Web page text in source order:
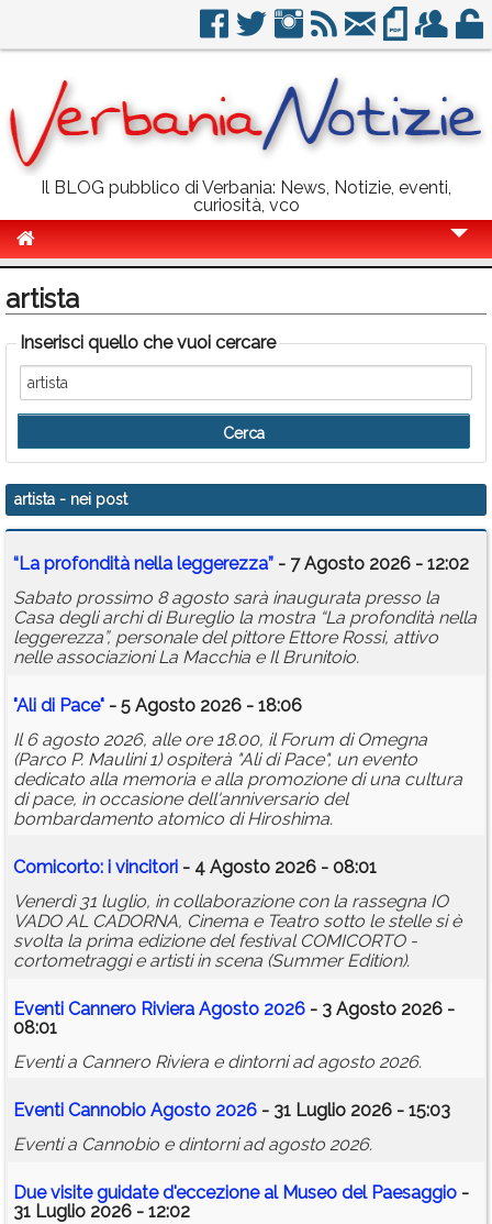
Il BLOG pubblico di Verbania: News, Notizie, eventi,
curiosità, vco
Politica
Sport
Eventi
Info Utili
Rubriche
Calendario
Annunci
artista
Inserisci quello che vuoi cercare
artista - nei post
“La profondità nella leggerezza” - 7 Agosto 2026 - 12:02
Sabato prossimo 8 agosto sarà inaugurata presso la
Casa degli archi di Bureglio la mostra “La profondità nella
leggerezza”, personale del pittore Ettore Rossi, attivo
nelle associazioni La Macchia e Il Brunitoio.
"Ali di Pace" - 5 Agosto 2026 - 18:06
Il 6 agosto 2026, alle ore 18.00, il Forum di Omegna
(Parco P. Maulini 1) ospiterà "Ali di Pace", un evento
dedicato alla memoria e alla promozione di una cultura
di pace, in occasione dell'anniversario del
bombardamento atomico di Hiroshima.
Comicorto: i vincitori - 4 Agosto 2026 - 08:01
Venerdì 31 luglio, in collaborazione con la rassegna IO
VADO AL CADORNA, Cinema e Teatro sotto le stelle si è
svolta la prima edizione del festival COMICORTO -
cortometraggi e artisti in scena (Summer Edition).
Eventi Cannero Riviera Agosto 2026 - 3 Agosto 2026 -
08:01
Eventi a Cannero Riviera e dintorni ad agosto 2026.
Eventi Cannobio Agosto 2026 - 31 Luglio 2026 - 15:03
Eventi a Cannobio e dintorni ad agosto 2026.
Due visite guidate d'eccezione al Museo del Paesaggio -
31 Luglio 2026 - 12:02